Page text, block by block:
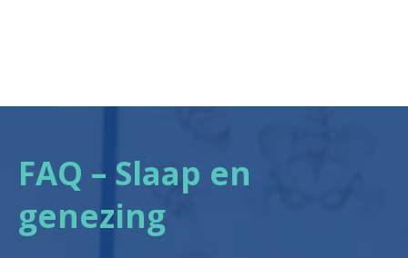
FAQ – Slaap en
genezing